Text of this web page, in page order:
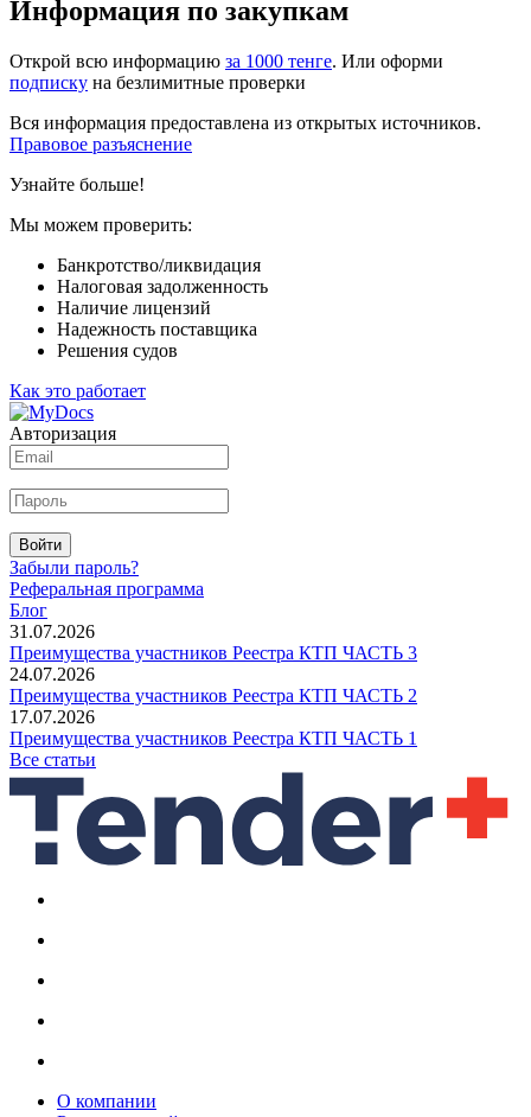
Информация по закупкам
Открой всю информацию за 1000 тенге. Или оформи
подписку на безлимитные проверки
Вся информация предоставлена из открытых источников.
Правовое разъяснение
Узнайте больше!
Мы можем проверить:
Банкротство/ликвидация
Налоговая задолженность
Наличие лицензий
Надежность поставщика
Решения судов
Как это работает
Авторизация
Войти
Забыли пароль?
Реферальная программа
Блог
31.07.2026
Преимущества участников Реестра КТП ЧАСТЬ 3
24.07.2026
Преимущества участников Реестра КТП ЧАСТЬ 2
17.07.2026
Преимущества участников Реестра КТП ЧАСТЬ 1
Все статьи
О компании